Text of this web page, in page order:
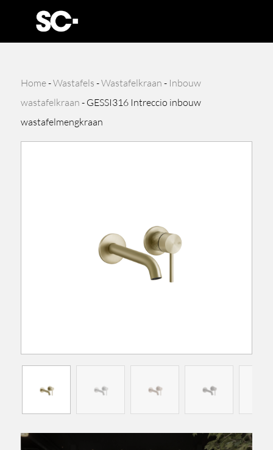
Home-Wastafels -Wastafelkraan - Inbouw
wastafelkraan - GESSI316 Intreccio inbouw
wastafelmengkraan